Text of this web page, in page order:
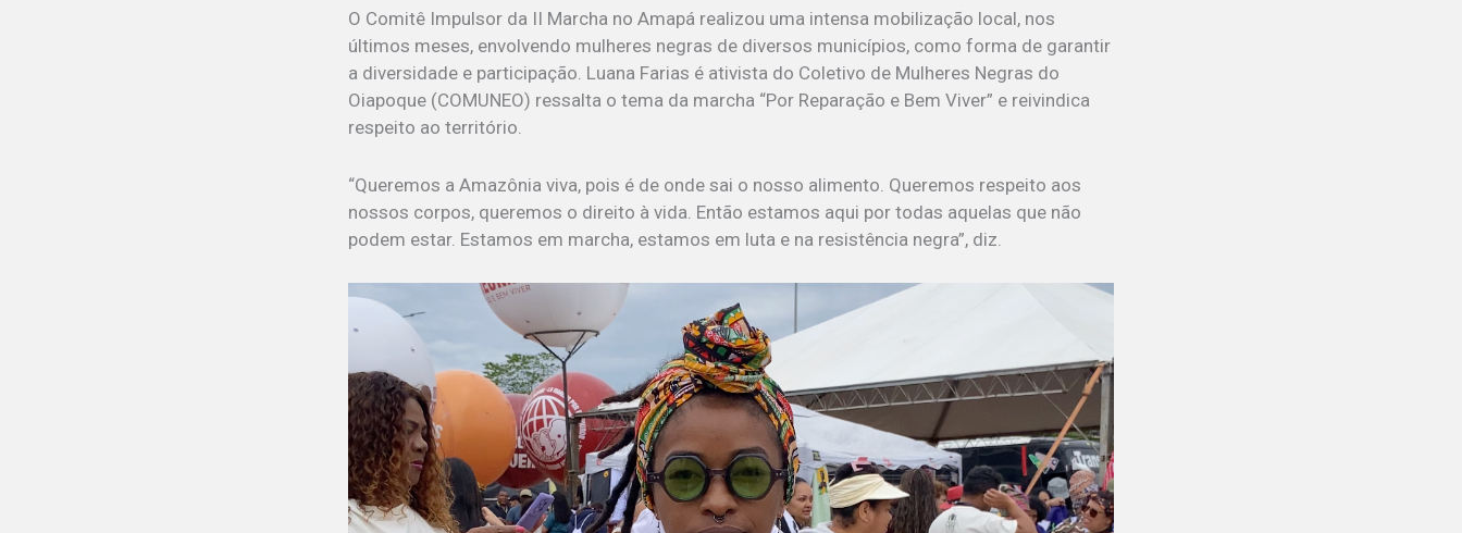
O Comitê Impulsor da II Marcha no Amapá realizou uma intensa mobilização local, nos
últimos meses, envolvendo mulheres negras de diversos municípios, como forma de garantir
a diversidade e participação. Luana Farias é ativista do Coletivo de Mulheres Negras do
Oiapoque (COMUNEO) ressalta o tema da marcha “Por Reparação e Bem Viver” e reivindica
respeito ao território.
“Queremos a Amazônia viva, pois é de onde sai o nosso alimento. Queremos respeito aos
nossos corpos, queremos o direito à vida. Então estamos aqui por todas aquelas que não
podem estar. Estamos em marcha, estamos em luta e na resistência negra”, diz.